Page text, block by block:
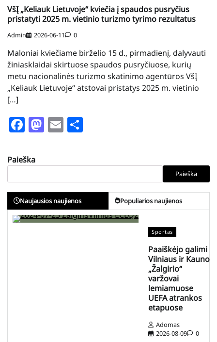
VšĮ „Keliauk Lietuvoje“ kviečia į spaudos pusryčius
pristatyti 2025 m. vietinio turizmo tyrimo rezultatus
Admin 2026-06-11 0
Maloniai kviečiame birželio 15 d., pirmadienį, dalyvauti
žiniasklaidai skirtuose spaudos pusryčiuose, kurių
metu nacionalinės turizmo skatinimo agentūros VšĮ
„Keliauk Lietuvoje“ atstovai pristatys 2025 m. vietinio
[…]
Facebook
Mastodon
Email
Paieška
Paieška
Naujausios naujienos Populiarios naujienos
Sportas
Paaiškėjo galimi
Vilniaus ir Kauno
„Žalgirio“
varžovai
lemiamuose
UEFA atrankos
etapuose
Adomas
2026-08-09
0